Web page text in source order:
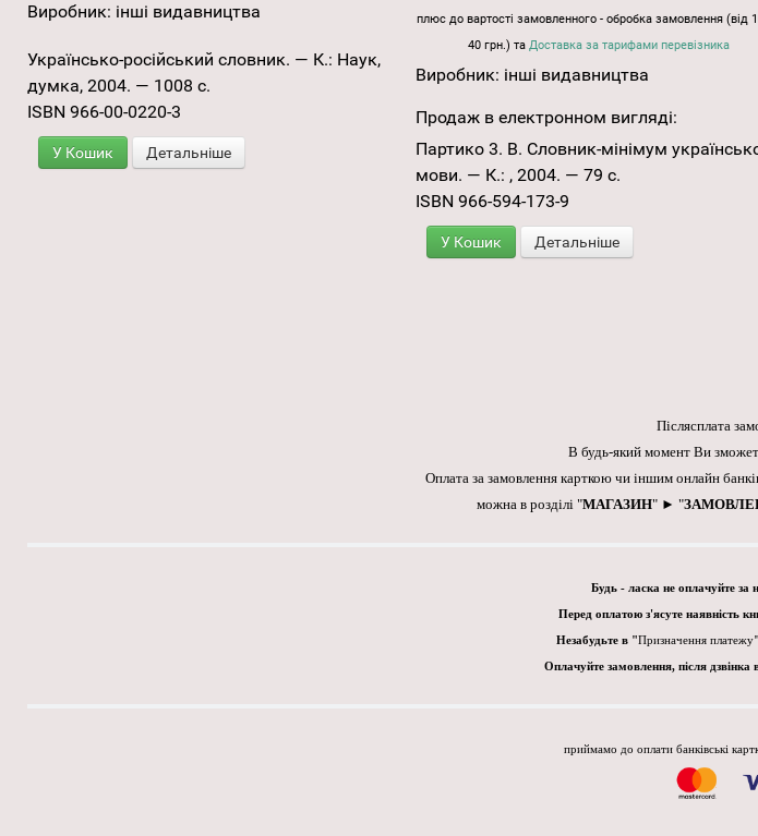
Виробник: інші видавництва
Українсько-російський словник. — К.: Наук,
думка, 2004. — 1008 с.
ISBN 966-00-0220-3
У Кошик Детальніше
плюс до вартості замовленного - обробка замовлення (від
40 грн.) таДоставка за тарифами перевізника
Виробник: інші видавництва
Продаж в електронном вигляді:
Партико 3. В. Словник-мінімум
мови. — К.: , 2004. — 79 с.
ISBN 966-594-173-9
У Кошик Детальніше
Післясплата
В будь-який момент Ви
Оплата за замовлення карткою чи іншим онлайн
можна в розділі "МАГАЗИН" ► "
Будь - ласка не оплачуйте за
Перед оплатою з'ясуте наявність
Незабудьте в "Призначення платежу
Оплачуйте замовлення, після
приймамо до оплати банківські